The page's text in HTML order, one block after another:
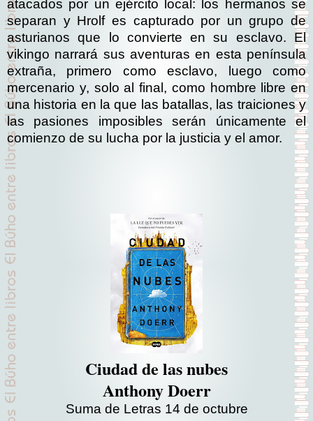
atacados por un ejército local: los hermanos se
separan y Hrolf es capturado por un grupo de
astu­rianos que lo convierte en su esclavo. El
vikingo narrará sus aventuras en esta península
extraña, primero como esclavo, luego como
mercenario y, solo al final, como hombre libre en
una historia en la que las batallas, las traiciones y
las pasiones imposibles serán únicamente el
comienzo de su lucha por la justicia y el amor.
Ciudad de las nubes
Anthony Doerr
Suma de Letras 14 de octubre